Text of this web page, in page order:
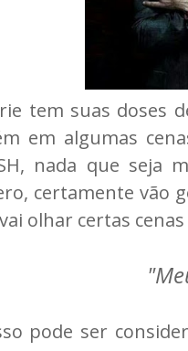
tem suas doses
em algumas
nada que seja
certamente vão
olhar certas
pode ser